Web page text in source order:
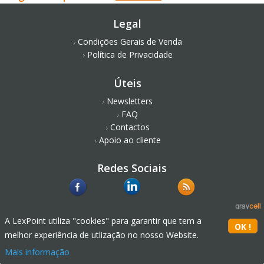
Legal
Condições Gerais de Venda
Política de Privacidade
Úteis
Newsletters
FAQ
Contactos
Apoio ao cliente
Redes Sociais
A LexPoint utiliza "cookies" para garantir que tem a
melhor experiência de utlização no nosso Website.
Mais informação